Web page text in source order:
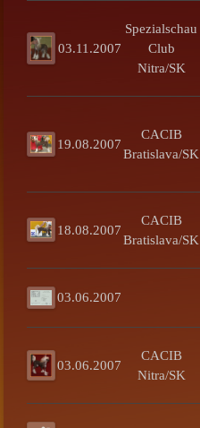
03.11.2007
Spezialschau
Club
Nitra/SK
19.08.2007
CACIB
Bratislava/SK
18.08.2007
CACIB
Bratislava/SK
03.06.2007
03.06.2007
CACIB
Nitra/SK